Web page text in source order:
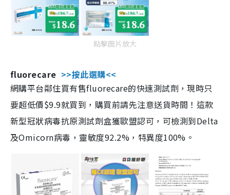
點擊圖片放大
fluorecare >>按此選購<<
網購平台鄰住買有售fluorecare的快速測試劑，現時只
要超低價$9.9就買到，購買前請先注意送貨時間！這款
新型冠狀病毒抗原測試劑盒獲歐盟認可，可檢測到Delta
及Omicorn病毒，靈敏度92.2%，特異度100%。